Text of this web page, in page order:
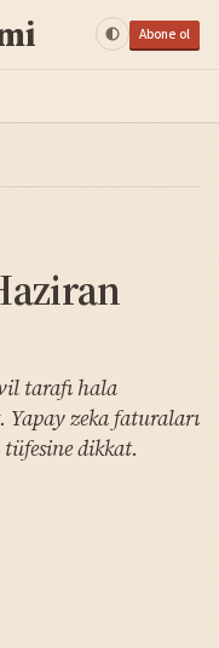
Abone ol
tarafı hala
zeka faturaları
dikkat.